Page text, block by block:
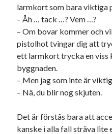
larmkort som bara viktiga
– Åh … tack …? Vem …?
– Om bovar kommer och
pistolhot tvingar dig att
ett larmkort trycka en viss
byggnaden.
– Men jag som inte är
– Nä, du blir nog skjuten.
Det är förstås bara att
kanske i alla fall sträva